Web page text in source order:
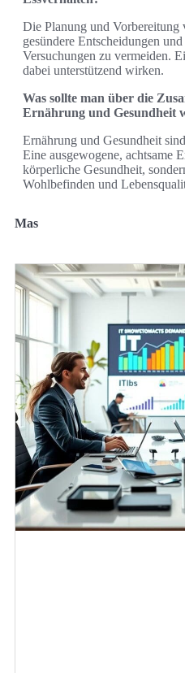
Die Planung und
gesündere Entscheidungen
Versuchungen zu vermeiden.
dabei unterstützend wirken.
Was sollte man über die
Ernährung und Gesundheit
Ernährung und Gesundheit
Eine ausgewogene, achtsame
körperliche Gesundheit,
Wohlbefinden und
Mas